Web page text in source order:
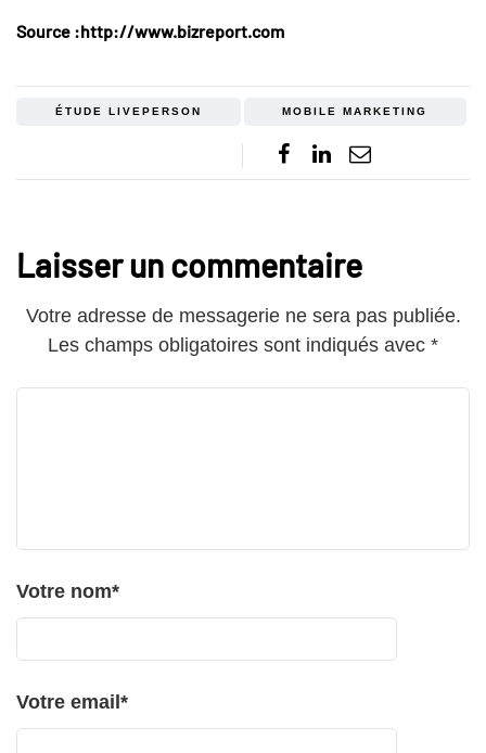
Source :http://www.bizreport.com
ÉTUDE LIVEPERSON MOBILE MARKETING
Laisser un commentaire
Votre adresse de messagerie ne sera pas publiée.
Les champs obligatoires sont indiqués avec *
Votre nom*
Votre email*